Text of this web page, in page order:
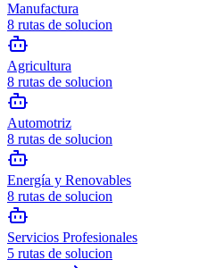
Manufactura
8 rutas de solucion
Agricultura
8 rutas de solucion
Automotriz
8 rutas de solucion
Energía y Renovables
8 rutas de solucion
Servicios Profesionales
5 rutas de solucion